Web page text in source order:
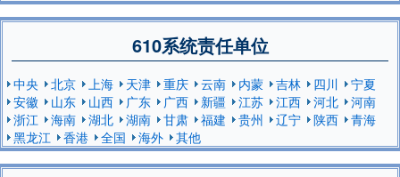
610系统责任单位
中央 北京 上海 天津 重庆 云南 内蒙 吉林 四川
宁夏
安徽
山东 山西 广东 广西 新疆 江苏 江西 河北
河南
浙江
海南 湖北 湖南 甘肃 福建 贵州 辽宁 陕西
青海
黑龙江
香港 全国 海外 其他